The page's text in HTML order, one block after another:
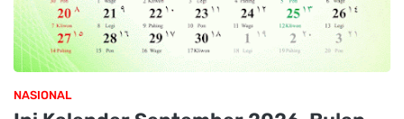
NASIONAL